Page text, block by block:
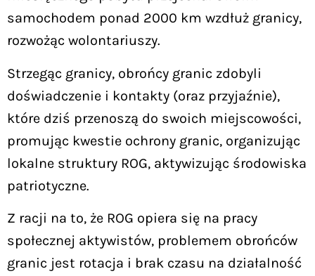
samochodem ponad 2000 km wzdłuż granicy,
rozwożąc wolontariuszy.
Strzegąc granicy, obrońcy granic zdobyli
doświadczenie i kontakty (oraz przyjaźnie),
które dziś przenoszą do swoich miejscowości,
promując kwestie ochrony granic, organizując
lokalne struktury ROG, aktywizując środowiska
patriotyczne.
Z racji na to, że ROG opiera się na pracy
społecznej aktywistów, problemem obrońców
granic jest rotacja i brak czasu na działalność